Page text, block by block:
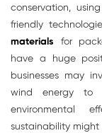
conservation,
friendly
materials for
have a huge
businesses may
wind energy to
environmental
sustainability